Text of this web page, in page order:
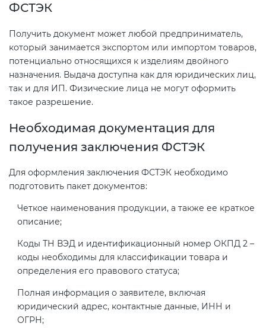
ФСТЭК
Получить документ может любой предприниматель,
который занимается экспортом или импортом товаров,
потенциально относящихся к изделиям двойного
назначения. Выдача доступна как для юридических лиц,
так и для ИП. Физические лица не могут оформить
такое разрешение.
Необходимая документация для
получения заключения ФСТЭК
Для оформления заключения ФСТЭК необходимо
подготовить пакет документов:
Четкое наименования продукции, а также ее краткое
описание;
Коды ТН ВЭД и идентификационный номер ОКПД 2 –
коды необходимы для классификации товара и
определения его правового статуса;
Полная информация о заявителе, включая
юридический адрес, контактные данные, ИНН и
ОГРН;
Остальное
БАДы
продукции (ТР ТС 021)
Декларирование алкогольной
продукции (ТР ЕАЭС 047)
Декларирование
электромагнитной
совместимости (ТР ТС 020)
Сертификация детских товаров
промышленности (ТР ТС 017)
оборудования (ТР ТС 010)